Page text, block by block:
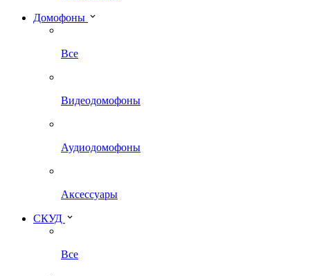
Домофоны
Все
Видеодомофоны
Аудиодомофоны
Аксессуары
СКУД
Все